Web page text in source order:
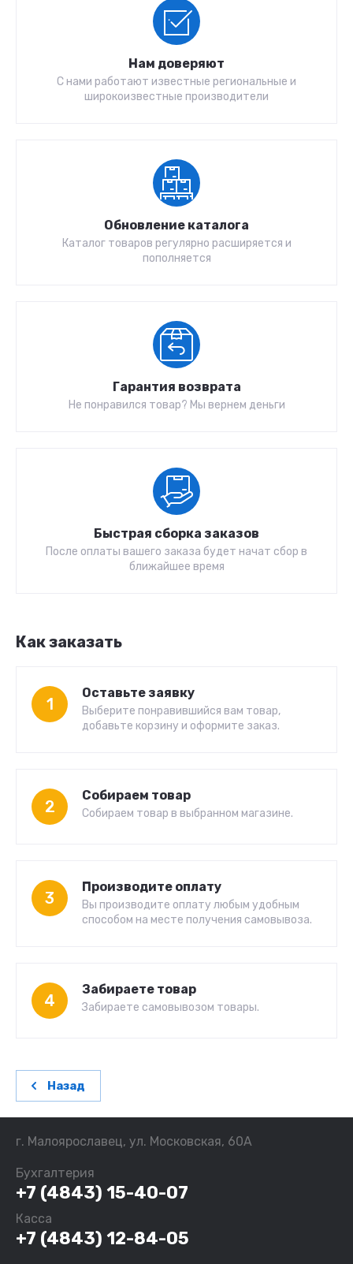
Нам доверяют
С нами работают известные региональные и
широкоизвестные производители
Обновление каталога
Каталог товаров регулярно расширяется и
пополняется
Гарантия возврата
Не понравился товар? Мы вернем деньги
Быстрая сборка заказов
После оплаты вашего заказа будет начат сбор в
ближайшее время
Как заказать
1
Оставьте заявку
Выберите понравившийся вам товар,
добавьте корзину и оформите заказ.
2
Собираем товар
Собираем товар в выбранном магазине.
3
Производите оплату
Вы производите оплату любым удобным
способом на месте получения самовывоза.
4
Забираете товар
Забираете самовывозом товары.
Назад
г. Малоярославец, ул. Московская, 60А
Бухгалтерия
+7 (4843) 15-40-07
Касса
+7 (4843) 12-84-05